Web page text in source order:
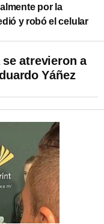
por la
y robó el celular
atrevieron a
Yáñez